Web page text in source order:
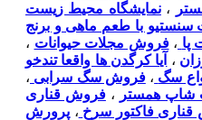
،نمایشگاه محیط زیست
سنستیو با طعم ماهی و برنج
،فروش مجلات حیوانات ،
، آیا کرگدن ها واقعا تندخو
سگ ،فروش سگ سرابی ،
شاپ همستر ،فروش قناری
فاکتور سرخ ، پرورش